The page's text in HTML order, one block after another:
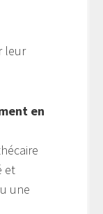
leur
en
et
une